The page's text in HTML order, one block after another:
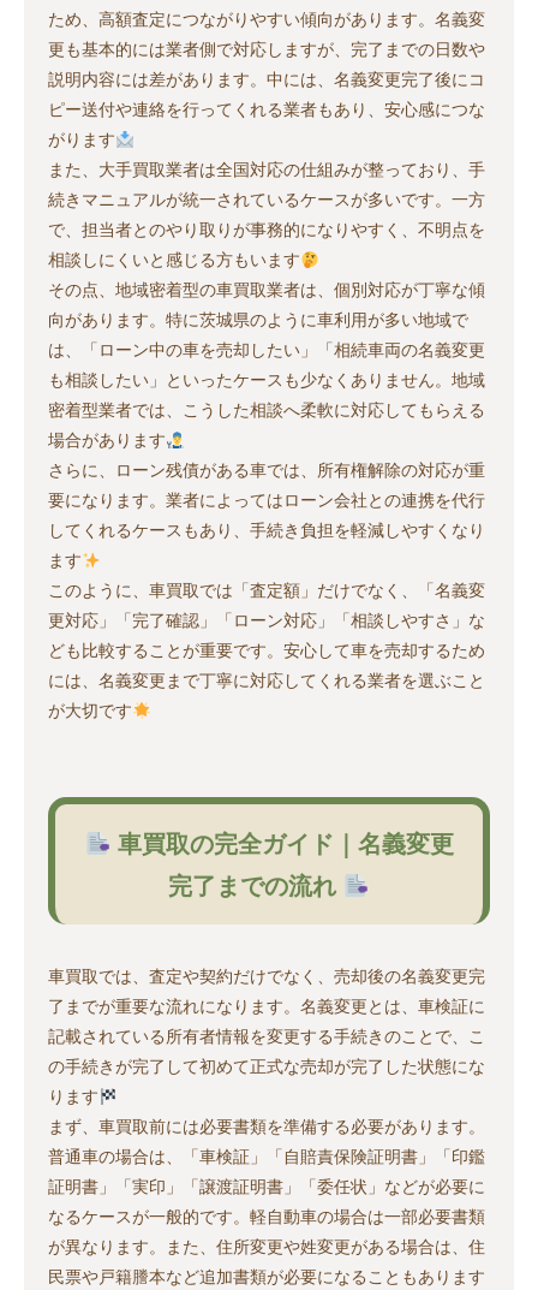
ため、高額査定につながりやすい傾向があります。名義変
更も基本的には業者側で対応しますが、完了までの日数や
説明内容には差があります。中には、名義変更完了後にコ
ピー送付や連絡を行ってくれる業者もあり、安心感につな
がります
また、大手買取業者は全国対応の仕組みが整っており、手
続きマニュアルが統一されているケースが多いです。一方
で、担当者とのやり取りが事務的になりやすく、不明点を
相談しにくいと感じる方もいます
その点、地域密着型の車買取業者は、個別対応が丁寧な傾
向があります。特に茨城県のように車利用が多い地域で
は、「ローン中の車を売却したい」「相続車両の名義変更
も相談したい」といったケースも少なくありません。地域
密着型業者では、こうした相談へ柔軟に対応してもらえる
場合があります
さらに、ローン残債がある車では、所有権解除の対応が重
要になります。業者によってはローン会社との連携を代行
してくれるケースもあり、手続き負担を軽減しやすくなり
ます
このように、車買取では「査定額」だけでなく、「名義変
更対応」「完了確認」「ローン対応」「相談しやすさ」な
ども比較することが重要です。安心して車を売却するため
には、名義変更まで丁寧に対応してくれる業者を選ぶこと
が大切です
車買取の完全ガイド｜名義変更
完了までの流れ
車買取では、査定や契約だけでなく、売却後の名義変更完
了までが重要な流れになります。名義変更とは、車検証に
記載されている所有者情報を変更する手続きのことで、こ
の手続きが完了して初めて正式な売却が完了した状態にな
ります
まず、車買取前には必要書類を準備する必要があります。
普通車の場合は、「車検証」「自賠責保険証明書」「印鑑
証明書」「実印」「譲渡証明書」「委任状」などが必要に
なるケースが一般的です。軽自動車の場合は一部必要書類
が異なります。また、住所変更や姓変更がある場合は、住
民票や戸籍謄本など追加書類が必要になることもあります